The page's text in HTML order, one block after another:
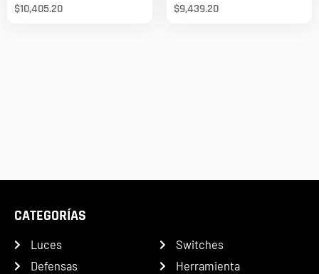
$10,405.20 $9,439.20
CATEGORÍAS
Luces
Defensas
Switches
Herramienta